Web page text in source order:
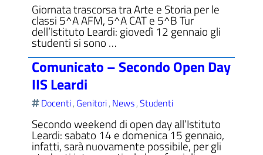
Giornata trascorsa tra Arte e Storia per le
classi 5^A AFM, 5^A CAT e 5^B Tur
dell’Istituto Leardi: giovedì 12 gennaio gli
studenti si sono …
Comunicato – Secondo Open Day
IIS Leardi
Docenti, Genitori, News,Studenti
Secondo weekend di open day all’Istituto
Leardi: sabato 14 e domenica 15 gennaio,
infatti, sarà nuovamente possibile, per gli